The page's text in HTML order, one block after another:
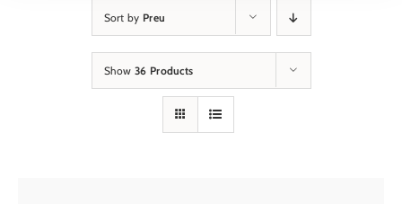
Sort by Preu
Show 36 Products